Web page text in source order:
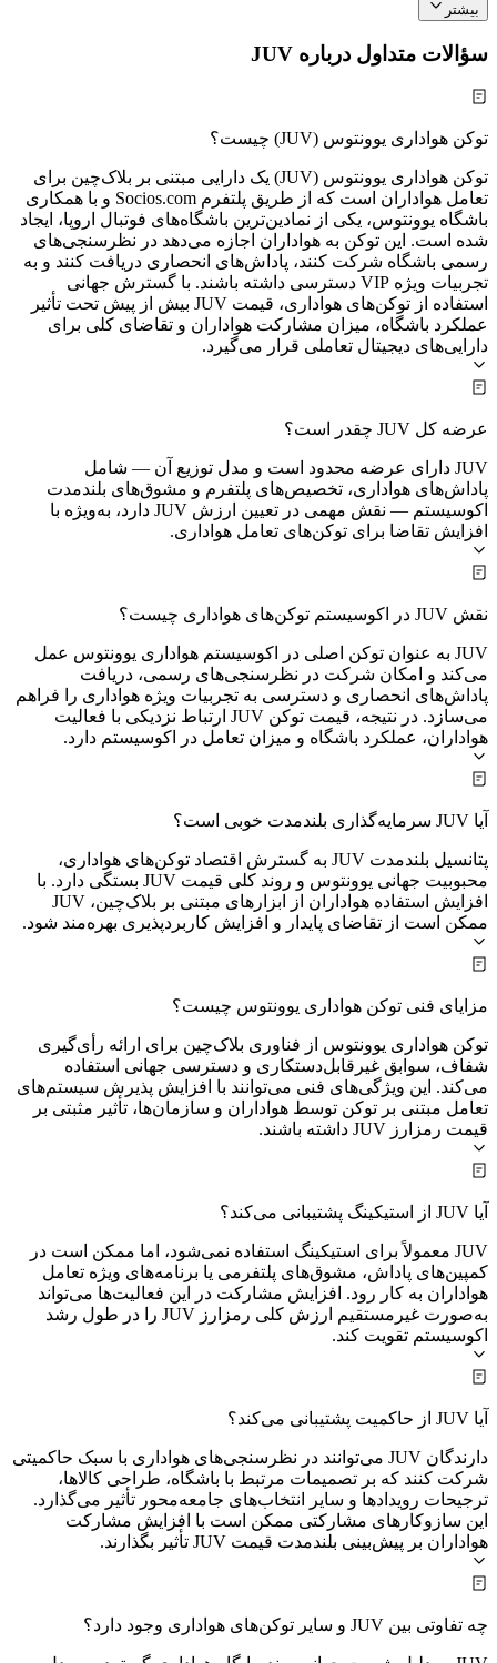
بیشتر
سؤالات متداول درباره JUV
توکن هواداری یوونتوس (JUV) چیست؟
توکن هواداری یوونتوس (JUV) یک دارایی مبتنی بر بلاک‌چین برای
تعامل هواداران است که از طریق پلتفرم Socios.com و با همکاری
باشگاه یوونتوس، یکی از نمادین‌ترین باشگاه‌های فوتبال اروپا، ایجاد
شده است. این توکن به هواداران اجازه می‌دهد در نظرسنجی‌های
رسمی باشگاه شرکت کنند، پاداش‌های انحصاری دریافت کنند و به
تجربیات ویژه VIP دسترسی داشته باشند. با گسترش جهانی
استفاده از توکن‌های هواداری، قیمت JUV بیش از پیش تحت تأثیر
عملکرد باشگاه، میزان مشارکت هواداران و تقاضای کلی برای
دارایی‌های دیجیتال تعاملی قرار می‌گیرد.
عرضه کل JUV چقدر است؟
JUV دارای عرضه محدود است و مدل توزیع آن — شامل
پاداش‌های هواداری، تخصیص‌های پلتفرم و مشوق‌های بلندمدت
اکوسیستم — نقش مهمی در تعیین ارزش JUV دارد، به‌ویژه با
افزایش تقاضا برای توکن‌های تعامل هواداری.
نقش JUV در اکوسیستم توکن‌های هواداری چیست؟
JUV به عنوان توکن اصلی در اکوسیستم هواداری یوونتوس عمل
می‌کند و امکان شرکت در نظرسنجی‌های رسمی، دریافت
پاداش‌های انحصاری و دسترسی به تجربیات ویژه هواداری را فراهم
می‌سازد. در نتیجه، قیمت توکن JUV ارتباط نزدیکی با فعالیت
هواداران، عملکرد باشگاه و میزان تعامل در اکوسیستم دارد.
آیا JUV سرمایه‌گذاری بلندمدت خوبی است؟
پتانسیل بلندمدت JUV به گسترش اقتصاد توکن‌های هواداری،
محبوبیت جهانی یوونتوس و روند کلی قیمت JUV بستگی دارد. با
افزایش استفاده هواداران از ابزارهای مبتنی بر بلاک‌چین، JUV
ممکن است از تقاضای پایدار و افزایش کاربردپذیری بهره‌مند شود.
مزایای فنی توکن هواداری یوونتوس چیست؟
توکن هواداری یوونتوس از فناوری بلاک‌چین برای ارائه رأی‌گیری
شفاف، سوابق غیرقابل‌دستکاری و دسترسی جهانی استفاده
می‌کند. این ویژگی‌های فنی می‌توانند با افزایش پذیرش سیستم‌های
تعامل مبتنی بر توکن توسط هواداران و سازمان‌ها، تأثیر مثبتی بر
قیمت رمزارز JUV داشته باشند.
آیا JUV از استیکینگ پشتیبانی می‌کند؟
JUV معمولاً برای استیکینگ استفاده نمی‌شود، اما ممکن است در
کمپین‌های پاداش، مشوق‌های پلتفرمی یا برنامه‌های ویژه تعامل
هواداران به کار رود. افزایش مشارکت در این فعالیت‌ها می‌تواند
به‌صورت غیرمستقیم ارزش کلی رمزارز JUV را در طول رشد
اکوسیستم تقویت کند.
آیا JUV از حاکمیت پشتیبانی می‌کند؟
دارندگان JUV می‌توانند در نظرسنجی‌های هواداری با سبک حاکمیتی
شرکت کنند که بر تصمیمات مرتبط با باشگاه، طراحی کالاها،
ترجیحات رویدادها و سایر انتخاب‌های جامعه‌محور تأثیر می‌گذارد.
این سازوکارهای مشارکتی ممکن است با افزایش مشارکت
هواداران بر پیش‌بینی بلندمدت قیمت JUV تأثیر بگذارند.
چه تفاوتی بین JUV و سایر توکن‌های هواداری وجود دارد؟